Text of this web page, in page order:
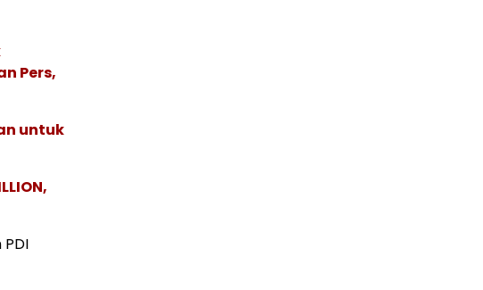
Pers,
untuk